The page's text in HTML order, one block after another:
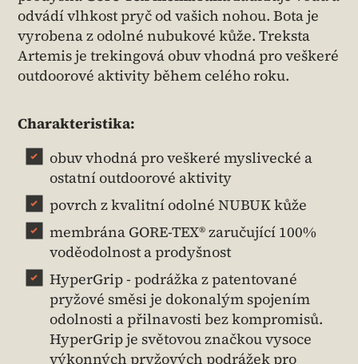
odvádí vlhkost pryč od vašich nohou. Bota je
vyrobena z odolné nubukové kůže. Treksta
Artemis je trekingová obuv vhodná pro veškeré
outdoorové aktivity během celého roku.
Charakteristika:
obuv vhodná pro veškeré myslivecké a
ostatní outdoorové aktivity
povrch z kvalitní odolné NUBUK kůže
membrána GORE-TEX® zaručující 100%
voděodolnost a prodyšnost
HyperGrip - podrážka z patentované
pryžové směsi je dokonalým spojením
odolnosti a přilnavosti bez kompromisů.
HyperGrip je světovou značkou vysoce
výkonných pryžových podrážek pro